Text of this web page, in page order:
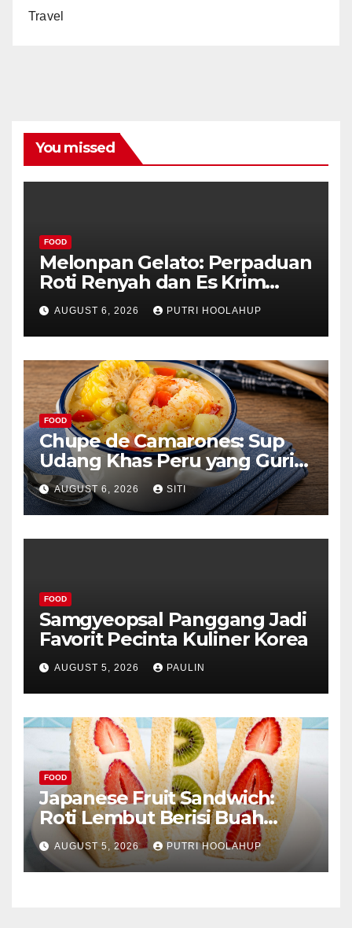
Travel
You missed
FOOD
Melonpan Gelato: Perpaduan
Roti Renyah dan Es Krim
Lembut yang Menggoda
AUGUST 6, 2026 PUTRI HOOLAHUP
FOOD
Chupe de Camarones: Sup
Udang Khas Peru yang Gurih
Lezat
AUGUST 6, 2026 SITI
FOOD
Samgyeopsal Panggang Jadi
Favorit Pecinta Kuliner Korea
AUGUST 5, 2026 PAULIN
FOOD
Japanese Fruit Sandwich:
Roti Lembut Berisi Buah
Segar yang Memikat Selera
AUGUST 5, 2026 PUTRI HOOLAHUP